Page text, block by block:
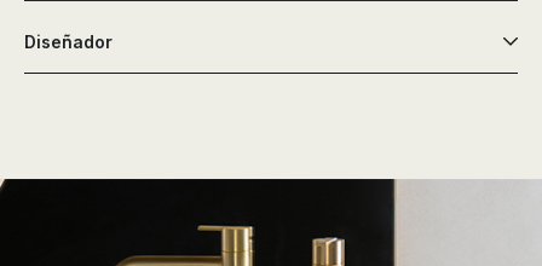
Diseñador